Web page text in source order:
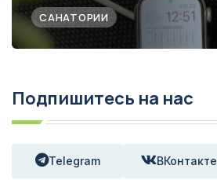
САНАТОРИИ
Подпишитесь на нас
Telegram ВКонтакте